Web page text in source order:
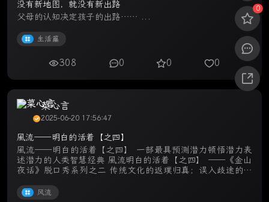
没有新地图，就没有新出路
父母的认知决定孩子的出路…… ...
生活篇
308 0 0 0
菜心言
2025-06-20 17:56:47
風流——明白的活着【之四】
風流——明白的活着【之四】 一部最具预测潜力顿悟潜力表
述潜力的人类智慧经典 風流明白的活着【之四】 ——《金山
夜话》脱口秀系列之二 传统文化的返璞归真；误入歧途的灵
风流人物吗？不读本书 ...
风流
0